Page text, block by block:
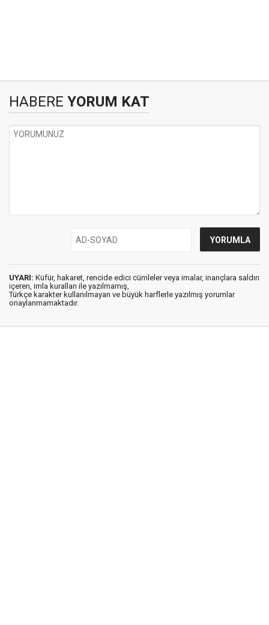
HABERE YORUM KAT
UYARI: Küfür, hakaret, rencide edici cümleler veya imalar, inançlara saldırı
içeren, imla kuralları ile yazılmamış,
Türkçe karakter kullanılmayan ve büyük harflerle yazılmış yorumlar
onaylanmamaktadır.